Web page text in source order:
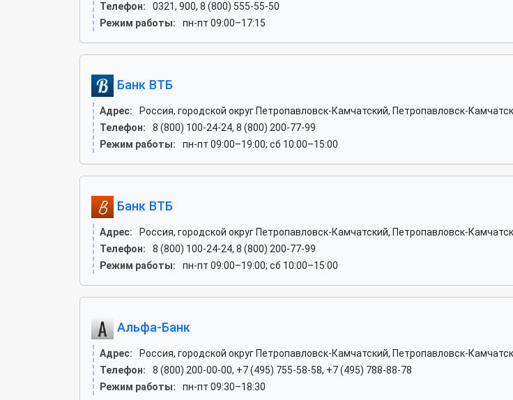
Телефон:
0321, 900, 8 (800) 555-55-50
Режим работы:
пн-пт 09:00–17:15
Банк ВТБ
Адрес:
Россия, городской округ Петропавловск-Камчатский, Петропавловск-
Телефон:
8 (800) 100-24-24, 8 (800) 200-77-99
Режим работы:
пн-пт 09:00–19:00; сб 10:00–15:00
Банк ВТБ
Адрес:
Россия, городской округ Петропавловск-Камчатский, Петропавловск-
Телефон:
8 (800) 100-24-24, 8 (800) 200-77-99
Режим работы:
пн-пт 09:00–19:00; сб 10:00–15:00
Альфа-Банк
Адрес:
Россия, городской округ Петропавловск-Камчатский, Петропавловск-
Телефон:
8 (800) 200-00-00, +7 (495) 755-58-58, +7 (495) 788-88-78
Режим работы:
пн-пт 09:30–18:30